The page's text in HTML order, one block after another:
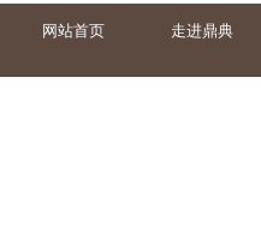
网站首页 走进鼎典